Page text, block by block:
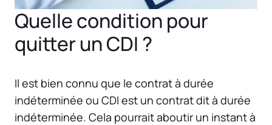
Quelle condition pour
quitter un CDI ?
Il est bien connu que le contrat à durée
indéterminée ou CDI est un contrat dit à durée
indéterminée. Cela pourrait aboutir un instant à